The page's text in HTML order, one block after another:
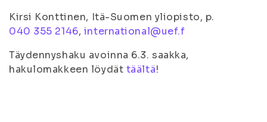
Kirsi Konttinen, Itä-Suomen yliopisto, p.
040 355 2146, international@uef.f
Täydennyshaku avoinna 6.3. saakka,
hakulomakkeen löydät täältä!